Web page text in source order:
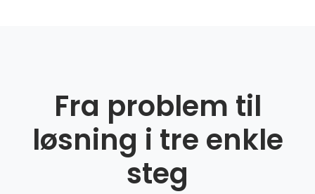
Fra problem til
løsning i tre enkle
steg